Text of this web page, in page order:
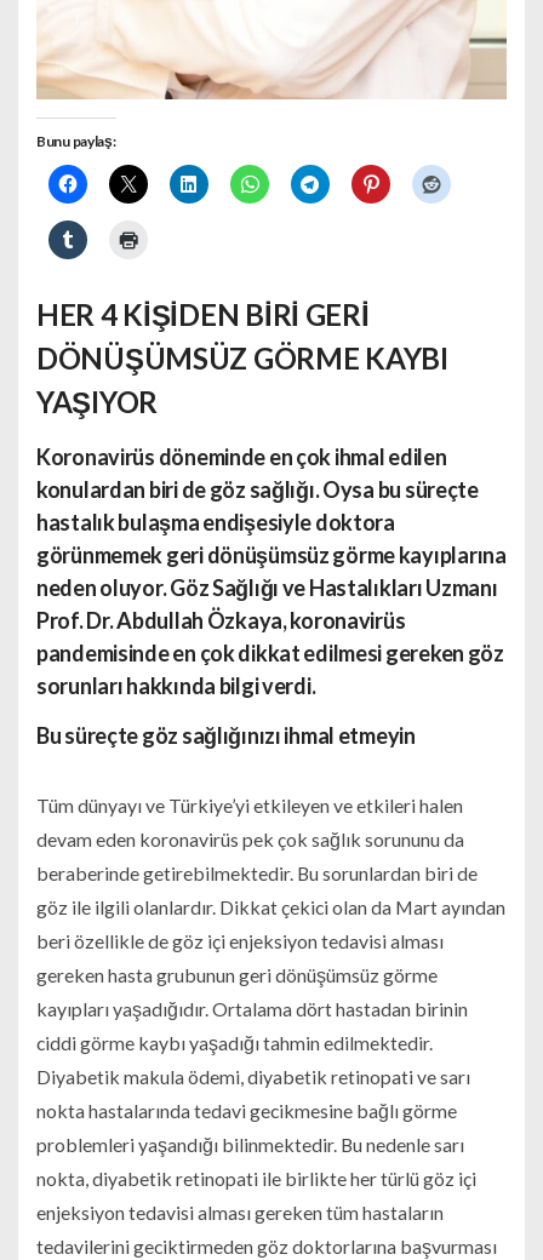
Bunu paylaş:
HER 4 KİŞİDEN BİRİ GERİ
DÖNÜŞÜMSÜZ GÖRME KAYBI
YAŞIYOR
Koronavirüs döneminde en çok ihmal edilen
konulardan biri degöz sağlığı. Oysa bu süreçte
hastalık bulaşma endişesiyle doktora
görünmemek geri dönüşümsüz görme kayıplarına
neden oluyor. Göz Sağlığı ve HastalıklarıUzmanı
Prof. Dr. Abdullah Özkaya, koronavirüs
pandemisinde en çok dikkat edilmesi gereken göz
sorunları hakkında bilgi verdi.
Bu süreçte göz sağlığınızı ihmal etmeyin
Tüm dünyayı ve Türkiye’yi etkileyen ve etkileri halen
devam eden koronavirüs pek çok sağlık sorununu da
beraberinde getirebilmektedir. Bu sorunlardan biri de
göz ile ilgili olanlardır. Dikkat çekici olan da Mart ayından
beri özellikle de göz içi enjeksiyon tedavisi alması
gereken hasta grubunun geri dönüşümsüz görme
kayıpları yaşadığıdır. Ortalama dört hastadan birinin
ciddi görme kaybı yaşadığı tahmin edilmektedir.
Diyabetik makula ödemi, diyabetik retinopati ve sarı
nokta hastalarında tedavi gecikmesine bağlı görme
problemleri yaşandığı bilinmektedir. Bu nedenle sarı
nokta, diyabetik retinopati ile birlikte her türlü göz içi
enjeksiyon tedavisi alması gereken tüm hastaların
tedavilerini geciktirmeden göz doktorlarına başvurması